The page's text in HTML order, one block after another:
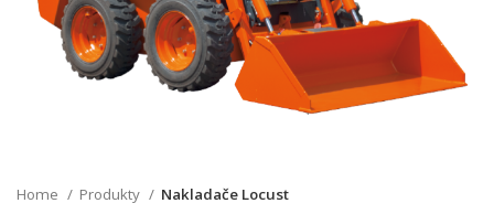
Home Produkty Nakladače Locust